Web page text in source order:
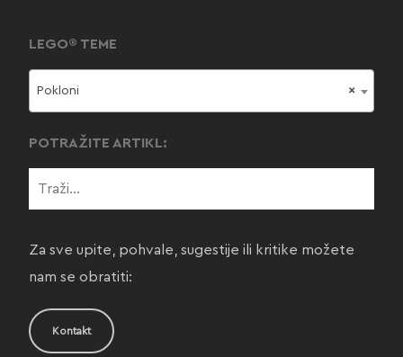
LEGO® TEME
×
Pokloni
POTRAŽITE ARTIKL:
Za sve upite, pohvale, sugestije ili kritike možete
nam se obratiti:
Kontakt